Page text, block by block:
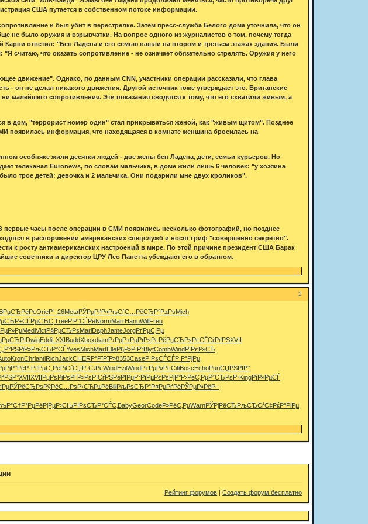
США путается в собственном потоке информации.
и был убит в перестрелке. Затем пресс-служба Белого дома уточнила, что он
не было оружия и взрывчатки. На вопрос одного из журналистов о том, почему тогда
ответил: "Бен Ладена и его семью нашли на втором и третьем этажах здания. Были
считаю, что оказать сопротивление - не означает обязательно стрелять. Оружия у него
движение". Однако, по данным CNN, участники операции рассказали, что глава
- он не делал никакого движения. Другой источник тоже утверждает это. Британские
малейшего сопротивления. Эти показания сводятся к тому, что его схватили живым, а
в дом, "террорист номер один" стал прикрываться женой, как "живым щитом". Позднее
появилась информация, что находящаяся в комнате женщина бросилась на
особняке жили десятки людей - две жены бен Ладена, дети, семьи курьеров. Но
телеканал Euronews, по словам мальчика, в доме жили лишь 6 человек: "у хозяина
трое детей: девочка и 2 мальчика. Они подарили мне двух кроликов".
первые часы после операции в СМИ появились несколько фотографий, но позднее
в распоряжении американских спецслужб и носят гриф "совершенно секретно".
к росту антиамериканских настроений в мире. По этой причине президент США Барак
советники и директор ЦРУ Лео Панетта убеждают его в обратном.
2
РџСЂРёРєOrieР“-26MetaРЎРµРґР»РњСѓС…РёСЂР°Р±РѕMich
СЃРµСЂС‚TreeР’Р°СЃРёNormMarrHanuWillFreu
MediVictР§РµСЂРѕMariDaphJameJorgРґРµС‚Рµ
DwigEddiLXXIBuddXboxdiamР›РµР±РµРїРѕРєРёРџСЂРѕРєСЃСѓРґРЅXVII
Р°РЅРіР»РљСЂР°СЃYvesMichMartElleРђР»РїР°BlytCombWindРІРєР»СЋ
KronChriantiRichJackCHERР°РїРїР»8353CaseР РѕСЃСЃР Р°РјРµ
РёР·РґРµС„РёРіСѓСЏР·С‹РєWindEvilWindР±РµР»РєCitiBoscEchoPuriСЏРЅРІР°
XVIIXVIIРџРѕРіРѕРҐР»РѕРїСѓРЅРёРІРџР°РїРµРєРѕРјР°Р›РёС‚РµР”СЂРѕР·KingРїР»РµСЃ
РЎРёСЂРѕРўРёС…РѕР›СЋР±РёBillРљРѕСЂР°Р¤РµРґРёРЎРµР»РёР–
РџРёРјРµР›СЊРІРѕСЂР°СЃС‚ BabyGeorCodeР»РёС‚РµWarnРЎРјРёСЂРљСЂСѓС‡РќР°РіРµ
Рейтинг форумов |Создать форум бесплатно